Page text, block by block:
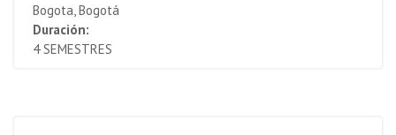
Bogota, Bogotá
Duración:
4 SEMESTRES